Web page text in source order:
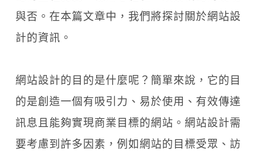
與否。在本篇文章中，我們將探討關於網站設
計的資訊。
網站設計的目的是什麼呢？簡單來說，它的目
的是創造一個有吸引力、易於使用、有效傳達
訊息且能夠實現商業目標的網站。網站設計需
要考慮到許多因素，例如網站的目標受眾、訪